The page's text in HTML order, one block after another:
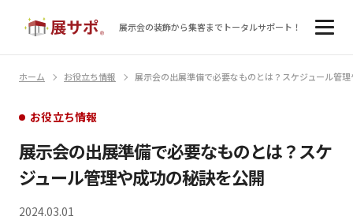
展示会の装飾から集客まで トータルサポート！
ホーム お役立ち情報 展示会の出展準備で必要なものとは？スケジュール管
お役立ち情報
展示会の出展準備で必要なものとは？スケ
ジュール管理や成功の秘訣を公開
2024.03.01